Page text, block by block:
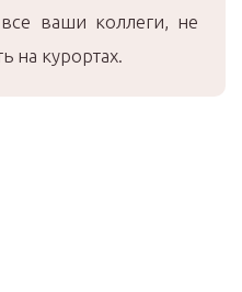
ваши коллеги, не
на курортах.